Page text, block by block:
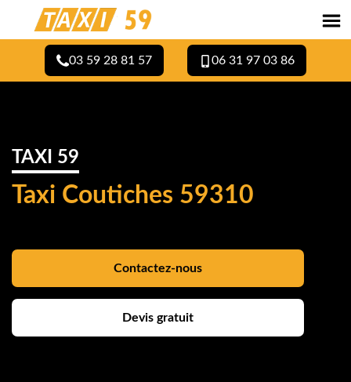
03 59 28 81 57 06 31 97 03 86
TAXI 59
Taxi Coutiches 59310
Contactez-nous
Devis gratuit